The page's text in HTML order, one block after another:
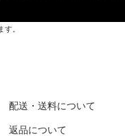
。
の
。
配送・送料について
返品について